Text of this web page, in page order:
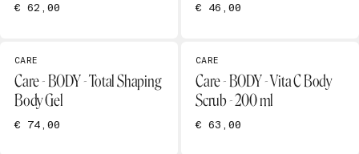
€ 62,00 € 46,00
CARE
Care - BODY - Total Shaping
Body Gel
€ 74,00
CARE
Care - BODY - Vita C Body
Scrub - 200 ml
€ 63,00